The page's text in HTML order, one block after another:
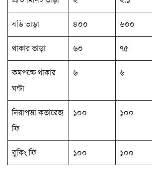
বডি ভাড়া ৪০০ ৬০০
থাকার ভাড়া ৬০ ৭৫
কমপক্ষে থাকার
ঘন্টা
৬ ৬
নিরাপত্তা কভারেজ
ফি
১০০ ১০০
বুকিং ফি ১০০ ১০০